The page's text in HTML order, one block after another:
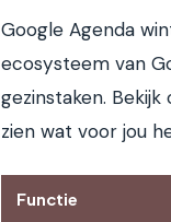
Google Agenda
ecosysteem van
gezinstaken. Bekijk
zien wat voor jou
Functie